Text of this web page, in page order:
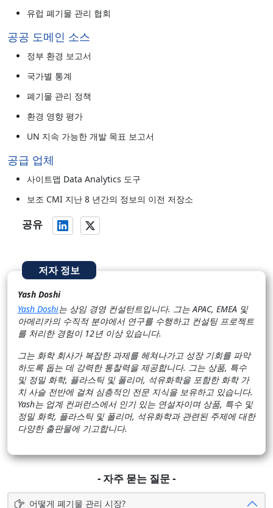
유럽 폐기물 관리 협회
공공 도메인 소스
정부 환경 보고서
국가별 통계
폐기물 관리 정책
환경 영향 평가
UN 지속 가능한 개발 목표 보고서
공급 업체
사이트맵 Data Analytics 도구
보조 CMI 지난 8 년간의 정보의 이전 저장소
공유
저자 정보
Yash Doshi
Yash Doshi는 상임 경영 컨설턴트입니다. 그는 APAC, EMEA 및
아메리카의 수직적 분야에서 연구를 수행하고 컨설팅 프로젝트
를 처리한 경험이 12년 이상 있습니다.
그는 화학 회사가 복잡한 과제를 헤쳐나가고 성장 기회를 파악
하도록 돕는 데 강력한 통찰력을 제공합니다. 그는 상품, 특수
및 정밀 화학, 플라스틱 및 폴리머, 석유화학을 포함한 화학 가
치 사슬 전반에 걸쳐 심층적인 전문 지식을 보유하고 있습니다.
Yash는 업계 컨퍼런스에서 인기 있는 연설자이며 상품, 특수 및
정밀 화학, 플라스틱 및 폴리머, 석유화학과 관련된 주제에 대한
다양한 출판물에 기고합니다.
- 자주 묻는 질문 -
어떻게 폐기물 관리 시장?